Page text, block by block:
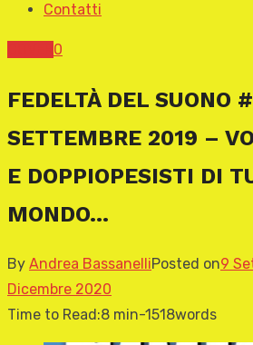
Contatti
0
FEDELTÀ DEL SUONO
SETTEMBRE 2019 –
E DOPPIOPESISTI DI
MONDO…
By Andrea BassanelliPosted on9
Dicembre 2020
Time to Read:8 min-1518words